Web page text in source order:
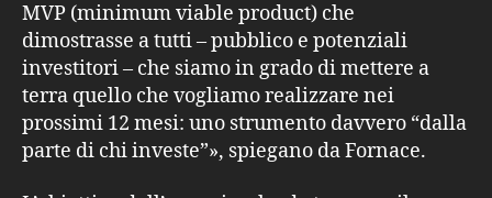
MVP (minimum viable product) che
dimostrasse a tutti – pubblico e potenziali
investitori – che siamo in grado di mettere a
terra quello che vogliamo realizzare nei
prossimi 12 mesi: uno strumento davvero “dalla
parte di chi investe”», spiegano da Fornace.